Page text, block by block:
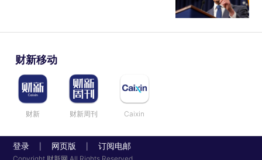
财新移动
财新 财新周刊 Caixin
登录 网页版 订阅电邮